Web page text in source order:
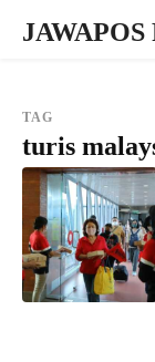
TAG
turis